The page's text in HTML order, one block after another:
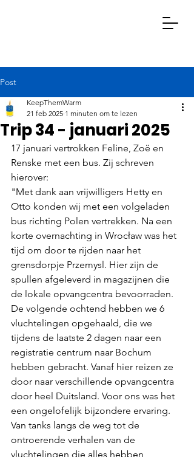
Keep Them Warm
Doneer Nu Actie Ondernemen
Post
Trip 34 - januari 2025
KeepThemWarm
21 feb 2025 1 minuten om te lezen
17 januari vertrokken Feline, Zoë en
Renske met een bus. Zij schreven
hierover:
"Met dank aan vrijwilligers Hetty en
Otto konden wij met een volgeladen
bus richting Polen vertrekken. Na een
korte overnachting in Wrocław was het
tijd om door te rijden naar het
grensdorpje Przemysl. Hier zijn de
spullen afgeleverd in magazijnen die
de lokale opvangcentra bevoorraden.
De volgende ochtend hebben we 6
vluchtelingen opgehaald, die we
tijdens de laatste 2 dagen naar een
registratie centrum naar Bochum
hebben gebracht. Vanaf hier reizen ze
door naar verschillende opvangcentra
door heel Duitsland. Voor ons was het
een ongelofelijk bijzondere ervaring.
Van tanks langs de weg tot de
ontroerende verhalen van de
vluchtelingen die alles hebben